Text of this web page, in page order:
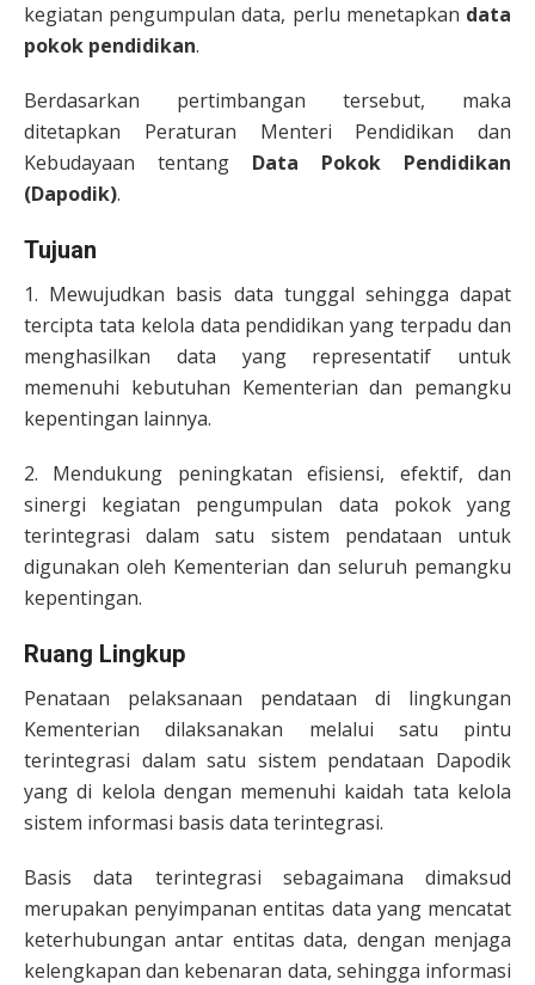
kegiatan pengumpulan data, perlu menetapkan data
pokok pendidikan.
Berdasarkan pertimbangan tersebut, maka
ditetapkan Peraturan Menteri Pendidikan dan
Kebudayaan tentang Data Pokok Pendidikan
(Dapodik).
Tujuan
1. Mewujudkan basis data tunggal sehingga dapat
tercipta tata kelola data pendidikan yang terpadu dan
menghasilkan data yang representatif untuk
memenuhi kebutuhan Kementerian dan pemangku
kepentingan lainnya.
2. Mendukung peningkatan efisiensi, efektif, dan
sinergi kegiatan pengumpulan data pokok yang
terintegrasi dalam satu sistem pendataan untuk
digunakan oleh Kementerian dan seluruh pemangku
kepentingan.
Ruang Lingkup
Penataan pelaksanaan pendataan di lingkungan
Kementerian dilaksanakan melalui satu pintu
terintegrasi dalam satu sistem pendataan Dapodik
yang di kelola dengan memenuhi kaidah tata kelola
sistem informasi basis data terintegrasi.
Basis data terintegrasi sebagaimana dimaksud
merupakan penyimpanan entitas data yang mencatat
keterhubungan antar entitas data, dengan menjaga
kelengkapan dan kebenaran data, sehingga informasi